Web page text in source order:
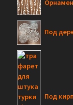
Под
Под